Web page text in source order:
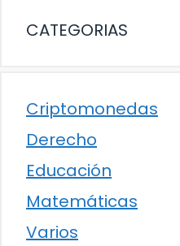
CATEGORIAS
Criptomonedas
Derecho
Educación
Matemáticas
Varios